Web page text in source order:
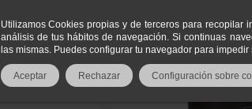
Utilizamos Cookies propias y de terceros para recopilar
análisis de tus hábitos de navegación. Si continuas
las mismas. Puedes configurar tu navegador para impedir
Aceptar Rechazar Configuración sobre